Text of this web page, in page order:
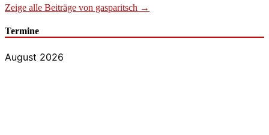
Zeige alle Beiträge von gasparitsch →
Termine
August 2026